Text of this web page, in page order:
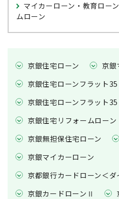
マイカーローン・教育ロー
ムローン
京銀住宅ローン
京銀
京銀住宅ローンフラット35
京銀住宅ローンフラット35
京銀住宅リフォームローン
京銀無担保住宅ローン
京銀マイカーローン
京都銀行カードローン＜ダ
京銀カードローンⅡ